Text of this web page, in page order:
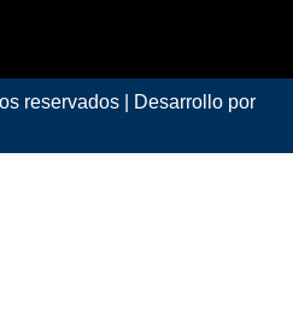
reservados | Desarrollo por